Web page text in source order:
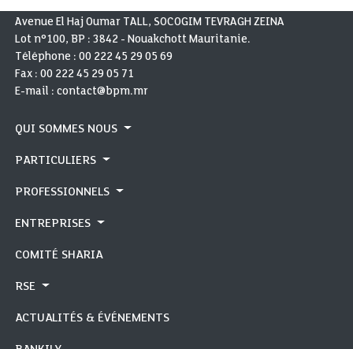
Avenue El Haj Oumar TALL, SOCOGIM TEVRAGH ZEINA
Lot n°100, BP : 3842 - Nouakchott Mauritanie.
Téléphone : 00 222 45 29 05 69
Fax : 00 222 45 29 05 71
E-mail : contact@bpm.mr
QUI SOMMES NOUS
PARTICULIERS
PROFESSIONNELS
ENTREPRISES
COMITÉ SHARIA
RSE
ACTUALITÉS & ÉVÉNEMENTS